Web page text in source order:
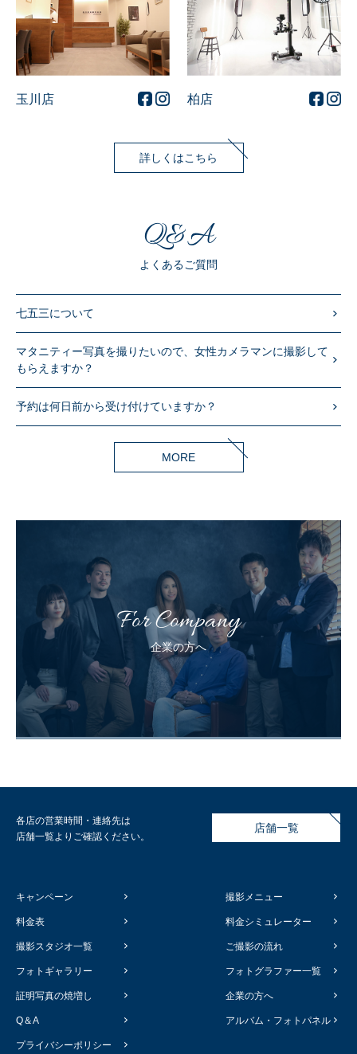
玉川店 柏店
詳しくはこちら
Q&A
よくあるご質問
七五三について
マタニティー写真を撮りたいので、女性カメラマンに撮影して
もらえますか？
予約は何日前から受け付けていますか？
MORE
For Company
企業の方へ
各店の営業時間・連絡先は
店舗一覧よりご確認ください。
店舗一覧
キャンペーン 撮影メニュー
料金表 料金シミュレーター
撮影スタジオ一覧 ご撮影の流れ
フォトギャラリー フォトグラファー一覧
証明写真の焼増し 企業の方へ
Q＆A アルバム・フォトパネル
プライバシーポリシー